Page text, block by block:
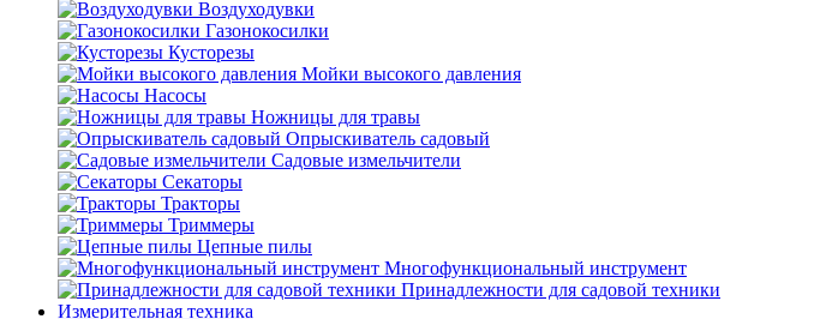
Воздуходувки
Газонокосилки
Кусторезы
Мойки высокого давления
Насосы
Ножницы для травы
Опрыскиватель садовый
Садовые измельчители
Секаторы
Тракторы
Триммеры
Цепные пилы
Многофункциональный инструмент
Принадлежности для садовой техники
Измерительная техника